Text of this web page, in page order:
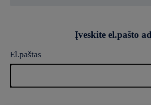
Įveskite el.pašto
El.paštas